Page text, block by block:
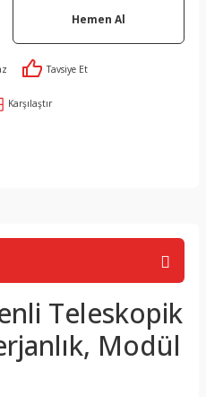
Hemen Al
Tavsiye Et
Karşılaştır
Teleskopik
Modül